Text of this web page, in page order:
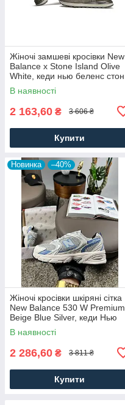
Жіночі замшеві кросівки New
Balance x Stone Island Olive
White, кеди нью беленс стон
айленд. Жіноче взуття
В наявності
2 163,60 ₴ 3 606 ₴
Купити
Новинка –40%
Жіночі кросівки шкіряні сітка
New Balance 530 W Premium
Beige Blue Silver, кеди Нью
Беленс. Жіноче взуття
В наявності
2 286,60 ₴ 3 811 ₴
Купити